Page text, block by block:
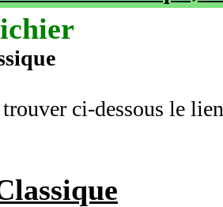
ci-dessous le